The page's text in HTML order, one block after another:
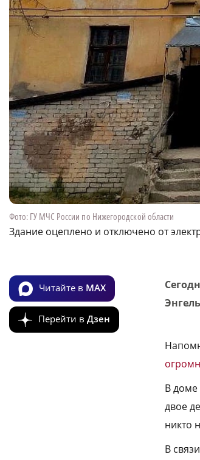
Фото: ГУ МЧС России по Нижегородской области
Здание оцеплено и отключено от
Читайте в MAX
Перейти в Дзен
В доме
двое
никто
В